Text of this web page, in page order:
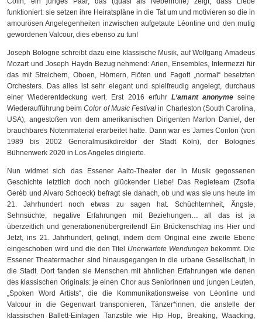
funktioniert: sie setzen ihre Heiratspläne in die Tat um und motivieren so die in
amourösen Angelegenheiten inzwischen aufgetaute Léontine und den mutig
gewordenen Valcour, dies ebenso zu tun!
Joseph Bologne schreibt dazu eine klassische Musik, auf Wolfgang Amadeus
Mozart und Joseph Haydn Bezug nehmend: Arien, Ensembles, Intermezzi für
das mit Streichern, Oboen, Hörnern, Flöten und Fagott „normal“ besetzten
Orchesters. Das alles ist sehr elegant und spielfreudig angelegt, durchaus
einer Wiederentdeckung wert. Erst 2016 erfuhr L‘amant anonymeseine
Wiederaufführung beimColor of Music Festival in Charleston (South Carolina,
USA), angestoßen von dem amerikanischen Dirigenten Marlon Daniel, der
brauchbares Notenmaterial erarbeitet hatte. Dann war es James Conlon (von
1989 bis 2002 Generalmusikdirektor der Stadt Köln), der Bolognes
Bühnenwerk 2020 in Los Angeles dirigierte.
Nun widmet sich das Essener Aalto-Theater der in Musik gegossenen
Geschichte letztlich doch noch glückender Liebe! Das Regieteam (Zsofia
Geréb und Alvaro Schoeck) befragt sie danach, ob und was sie uns heute im
21. Jahrhundert noch etwas zu sagen hat. Schüchternheit, Ängste,
Sehnsüchte, negative Erfahrungen mit Beziehungen… all das ist ja
überzeitlich und generationenübergreifend! Ein Brückenschlag ins Hier und
Jetzt, ins 21. Jahrhundert, gelingt, indem dem Original eine zweite Ebene
eingeschoben wird und die den Titel Unerwartete Wendungen bekommt. Die
Essener Theatermacher sind hinausgegangen in die urbane Gesellschaft, in
die Stadt. Dort fanden sie Menschen mit ähnlichen Erfahrungen wie denen
des klassischen Originals: je einen Chor aus Seniorinnen und jungen Leuten,
„Spoken Word Artists“, die die Kommunikationsweise von Léontine und
Valcour in die Gegenwart transponieren, Tänzer*innen, die anstelle der
klassischen Ballett-Einlagen Tanzstile wie Hip Hop, Breaking, Waacking,